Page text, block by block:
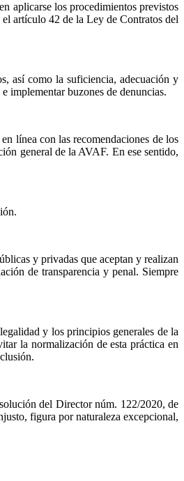
aplicarse los procedimientos previstos
artículo 42 de la Ley de Contratos del
así como la suficiencia, adecuación y
implementar buzones de denuncias.
línea con las recomendaciones de los
general de la AVAF. En ese sentido,
y privadas que aceptan y realizan
de transparencia y penal. Siempre
y los principios generales de la
la normalización de esta práctica en
del Director núm. 122/2020, de
figura por naturaleza excepcional,